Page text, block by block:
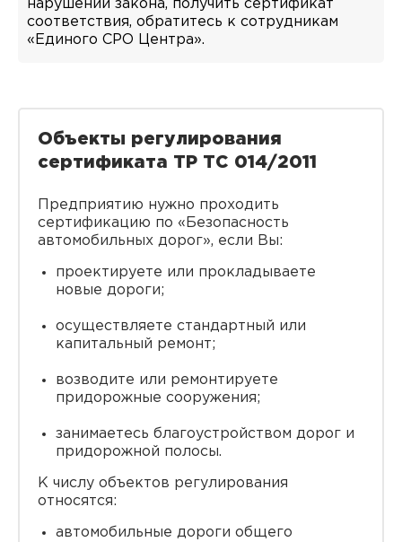
нарушений закона, получить сертификат
соответствия, обратитесь к сотрудникам
«Единого СРО Центра».
Объекты регулирования
сертификата ТР ТС 014/2011
Предприятию нужно проходить
сертификацию по «Безопасность
автомобильных дорог», если Вы:
проектируете или прокладываете
новые дороги;
осуществляете стандартный или
капитальный ремонт;
возводите или ремонтируете
придорожные сооружения;
занимаетесь благоустройством дорог и
придорожной полосы.
К числу объектов регулирования
относятся:
автомобильные дороги общего